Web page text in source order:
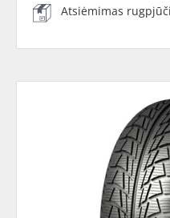
Atsiėmimas